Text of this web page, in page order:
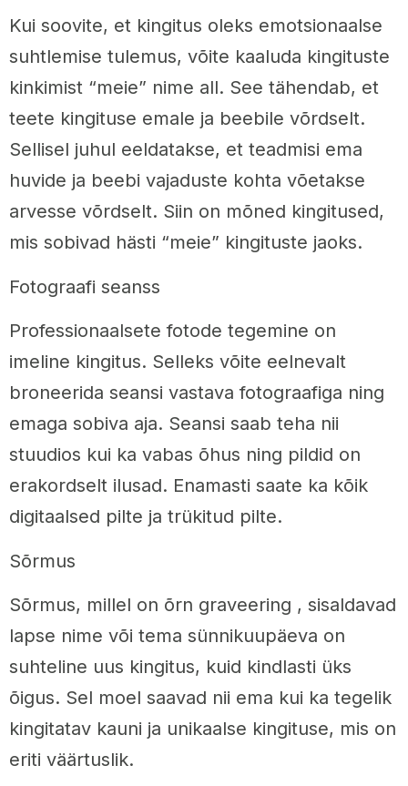
Kui soovite, et kingitus oleks emotsionaalse
suhtlemise tulemus, võite kaaluda kingituste
kinkimist “meie” nime all. See tähendab, et
teete kingituse emale ja beebile võrdselt.
Sellisel juhul eeldatakse, et teadmisi ema
huvide ja beebi vajaduste kohta võetakse
arvesse võrdselt. Siin on mõned kingitused,
mis sobivad hästi “meie” kingituste jaoks.
Fotograafi seanss
Professionaalsete fotode tegemine on
imeline kingitus. Selleks võite eelnevalt
broneerida seansi vastava fotograafiga ning
emaga sobiva aja. Seansi saab teha nii
stuudios kui ka vabas õhus ning pildid on
erakordselt ilusad. Enamasti saate ka kõik
digitaalsed pilte ja trükitud pilte.
Sõrmus
Sõrmus, millel on õrn graveering , sisaldavad
lapse nime või tema sünnikuupäeva on
suhteline uus kingitus, kuid kindlasti üks
õigus. Sel moel saavad nii ema kui ka tegelik
kingitatav kauni ja unikaalse kingituse, mis on
eriti väärtuslik.